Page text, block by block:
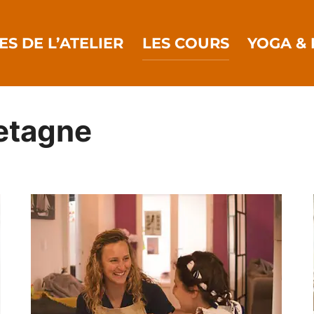
DE L’ATELIER LES COURS YOGA &